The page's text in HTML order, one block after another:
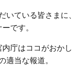
いている皆さまに、
です。
庁はココがおかし
適当な報道。